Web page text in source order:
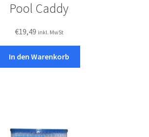
Pool Caddy
€19,49 inkl. MwSt
In den Warenkorb